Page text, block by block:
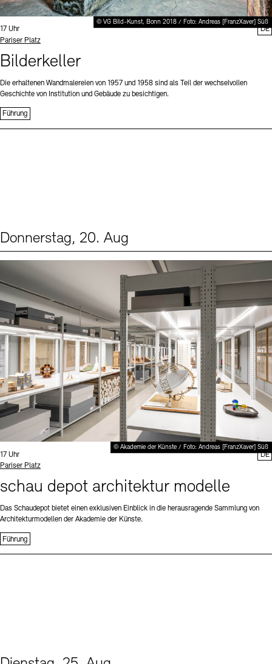
© VG Bild-Kunst, Bonn 2018 / Foto: Andreas [FranzXaver] Süß
Uhrzeit:
17 Uhr
Standort
Pariser Platz
Bilderkeller
Die erhaltenen Wandmalereien von 1957 und 1958 sind als Teil der wechselvollen
Geschichte von Institution und Gebäude zu besichtigen.
Führung
DE
Donnerstag, 20. Aug
© Akademie der Künste / Foto: Andreas [FranzXaver] Süß
Uhrzeit:
17 Uhr
Standort
Pariser Platz
schau depot architektur modelle
Das Schaudepot bietet einen exklusiven Einblick in die herausragende Sammlung von
Architekturmodellen der Akademie der Künste.
Führung
DE